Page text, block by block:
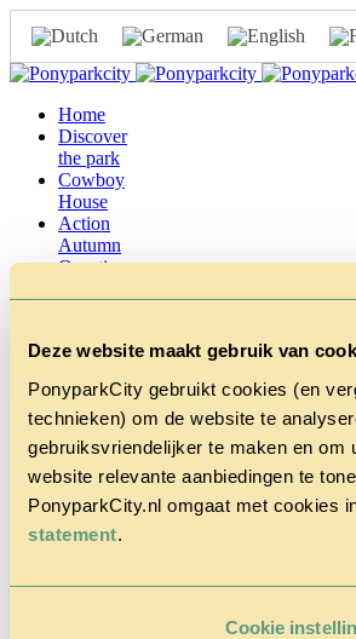
Deze website maakt gebruik van
PonyparkCity gebruikt cookies (en
technieken) om de website te
gebruiksvriendelijker te maken en om
website relevante aanbiedingen te
PonyparkCity.nl omgaat met cookies
statement.
Cookie
Home
Discover
the park
Cowboy
House
Action
Autumn
Questions
ponyparkcity-beoordelingen-
July 18, 2016 9:24 am Published byadmin
Categorised in:
This post was written by admin